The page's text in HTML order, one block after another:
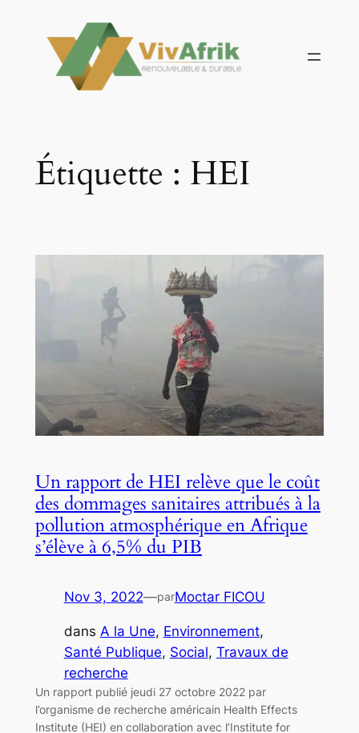
contenu
Étiquette : HEI
Un rapport de HEI relève que le coût
des dommages sanitaires attribués à la
pollution atmosphérique en Afrique
s’élève à 6,5% du PIB
Nov 3, 2022—parMoctar FICOU
dans A la Une, Environnement
Santé Publique, Social, Travaux de
recherche
Un rapport publié jeudi 27 octobre 2022 par
l’organisme de recherche américain Health Effects
Institute (HEI) en collaboration avec l’Institute for